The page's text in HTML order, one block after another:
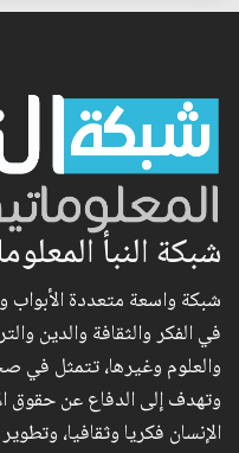
شبكة النبأ
شبكة واسعة متعددة
في الفكر والثقافة والدين
والعلوم وغيرها، تتمثل في
وتهدف إلى الدفاع عن حقوق
الإنسان فكريا وثقافيا،